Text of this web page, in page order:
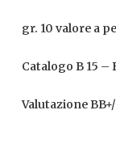
gr. 10 valore a
Catalogo B 15 –
Valutazione